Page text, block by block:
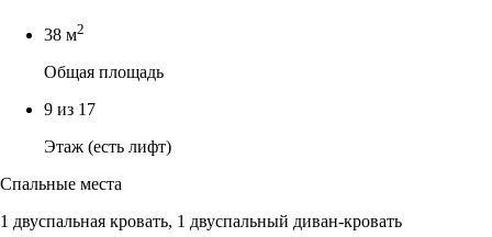
38 м2
Общая площадь
9 из 17
Этаж (есть лифт)
Спальные места
1 двуспальная кровать, 1 двуспальный диван-кровать